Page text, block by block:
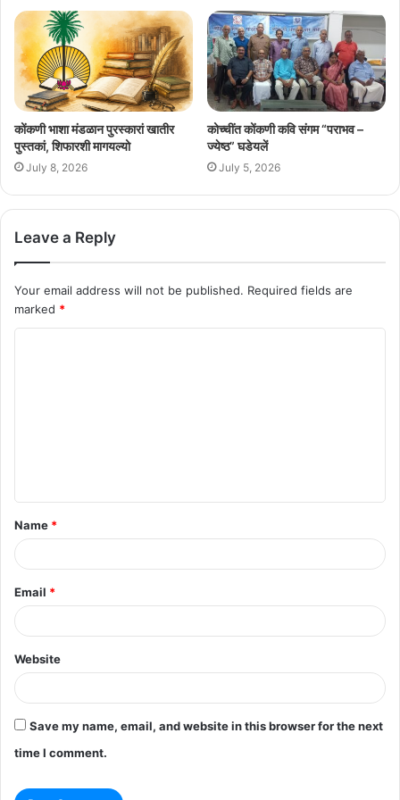
कोंकणी भाशा मंडळान पुरस्कारां खातीर
पुस्तकां, शिफारशी मागयल्यो
July 8, 2026
कोच्चींत कोंकणी कवि संगम “पराभव –
ज्येष्ठ” घडेयलें
July 5, 2026
Leave a Reply
Your email address will not be published. Required fields are
marked *
t
*
Name *
Email *
Website
Save my name, email, and website in this browser for the next
time I comment.